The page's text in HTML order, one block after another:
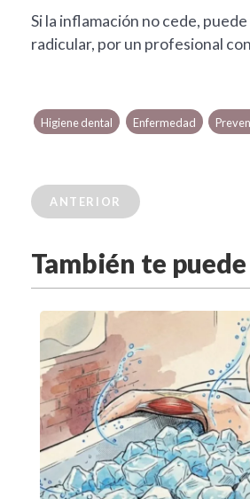
Si la inflamación no cede,
radicular, por un profesional
Higiene dental Enfermedad
ANTERIOR
También te